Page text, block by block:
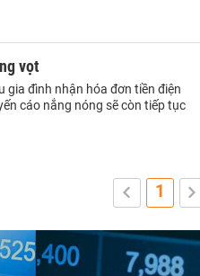
vọt
gia đình nhận hóa đơn tiền điện
cáo nắng nóng sẽ còn tiếp tục
1